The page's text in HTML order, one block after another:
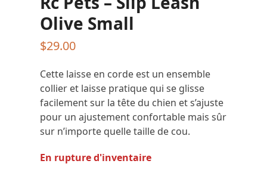
Olive Small
$29.00
Cette laisse en corde est un ensemble
collier et laisse pratique qui se glisse
facilement sur la tête du chien et s’ajuste
pour un ajustement confortable mais sûr
sur n’importe quelle taille de cou.
En rupture d'inventaire